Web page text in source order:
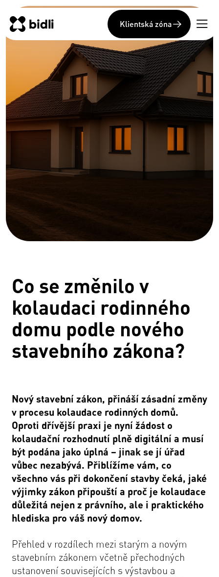
Klientská zóna
Co se změnilo v
kolaudaci rodinného
domu podle nového
stavebního zákona?
Nový stavební zákon, přináší zásadní změny
v procesu kolaudace rodinných domů.
Oproti dřívější praxi je nyní žádost o
kolaudační rozhodnutí plně digitální a musí
být podána jako úplná – jinak se jí úřad
vůbec nezabývá. Přiblížíme vám, co
všechno vás při dokončení stavby čeká, jaké
výjimky zákon připouští a proč je kolaudace
důležitá nejen z právního, ale i praktického
hlediska pro váš nový domov.
Přehled v rozdílech mezi starým a novým
stavebním zákonem včetně přechodných
ustanovení souvisejících s výstavbou a